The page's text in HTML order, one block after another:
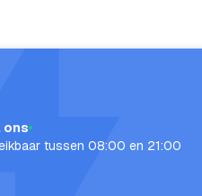
ons
tussen 08:00 en 21:00